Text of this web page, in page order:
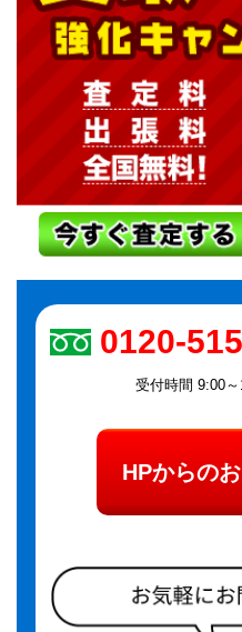
0120-
受付時間 9:00～
HPからの